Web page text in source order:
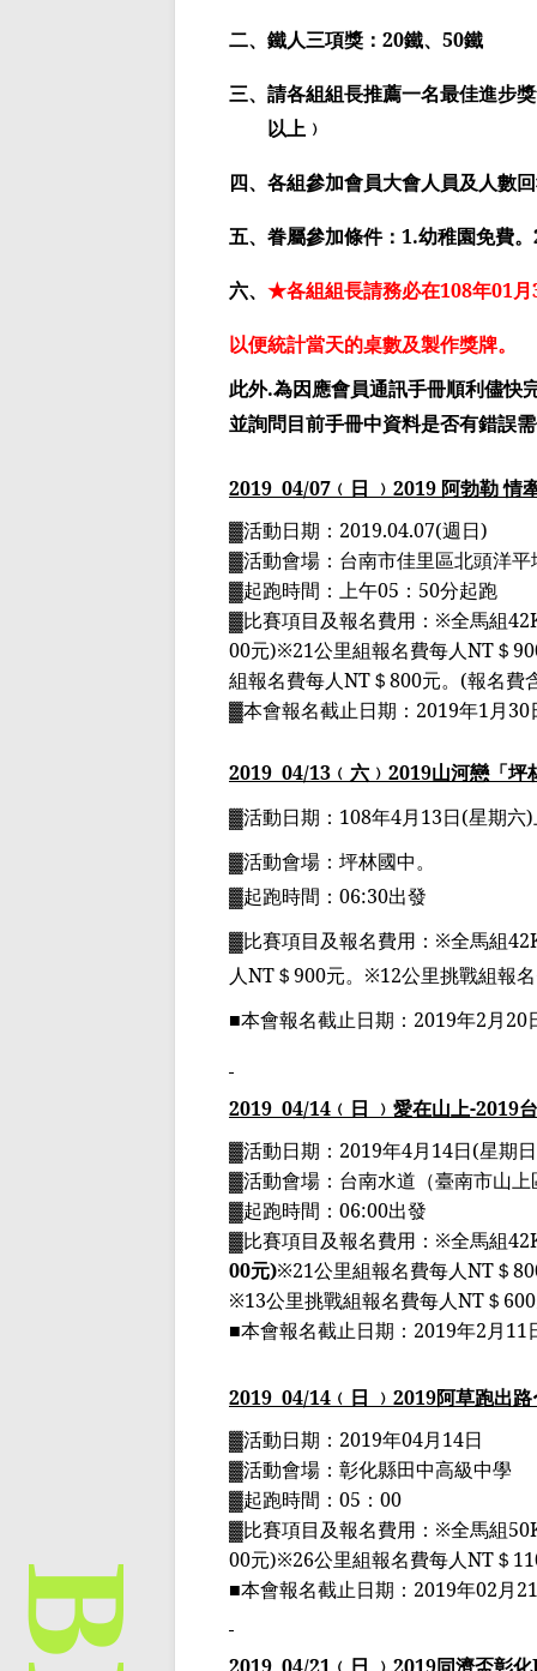
二、鐵人三項獎： 20鐵、 50鐵
三、請各組組長推薦一名最佳進步
以上﹚
四、各組參加會員大會人員及人數
五、眷屬參加條件： 1.幼稚園免費。
六、 ★各組組長請務必在108年01月
以便統計當天的桌數及製作獎牌。
此外.為因應會員通訊手冊順利儘快
並詢問目前手冊中資料是否有錯誤
2019 04/07 ﹙日 ﹚ 2019 阿勃勒 情
▓活動日期： 2019.04.07(週日)
▓活動會場：台南市佳里區北頭洋平
▓起跑時間：上午05 ： 50分起跑
▓比賽項目及報名費用： ※全馬組
00元)※21公里組報名費每人NT＄
組報名費每人NT＄800元。 (報名費
▓本會報名截止日期： 2019年1月30
2019 04/13 ﹙六﹚ 2019山河戀「坪
▓活動日期： 108年4月13日(星期六)
▓活動會場：坪林國中。
▓起跑時間： 06:30出發
▓比賽項目及報名費用： ※全馬組
人NT＄900元。 ※12公里挑戰組報
■本會報名截止日期： 2019年2月20
2019 04/14 ﹙日 ﹚ 愛在山上-2019
▓活動日期： 2019年4月14日(星期日
▓活動會場： 台南水道（臺南市山
▓起跑時間： 06:00出發
▓比賽項目及報名費用： ※全馬組
00元)※21公里組報名費每人NT＄
※13公里挑戰組報名費每人NT＄ 600
■本會報名截止日期： 2019年2月11
2019 04/14 ﹙日 ﹚ 2019阿草跑出
▓活動日期： 2019年04月14日
▓活動會場：彰化縣田中高級中學
▓起跑時間： 05 ： 00
▓比賽項目及報名費用： ※全馬組
00元)※26公里組報名費每人NT＄
■本會報名截止日期： 2019年02月21